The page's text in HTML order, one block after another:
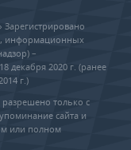
Зарегистрировано
информационных
–
декабря 2020 г. (ранее
г.)
только с
сайта и
или полном